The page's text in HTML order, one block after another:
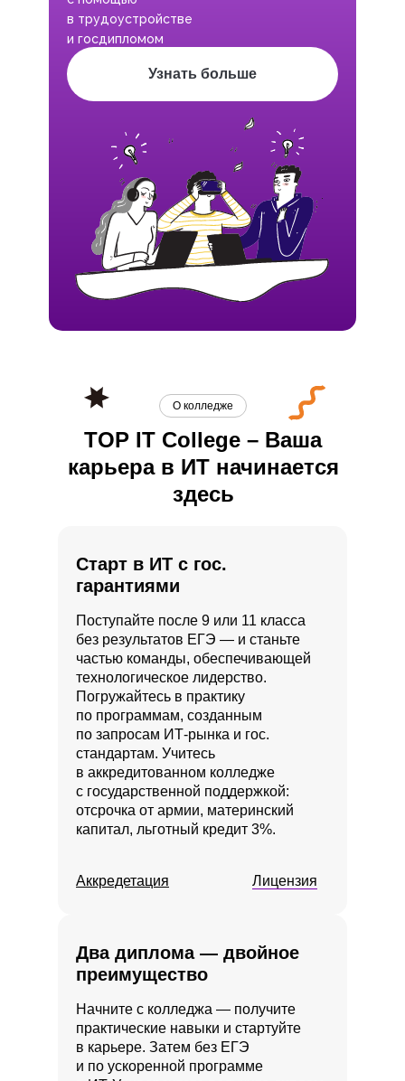
в трудоустройстве
и госдипломом
Узнать больше
TOP IT College – Ваша
карьера в ИТ начинается
здесь
О колледже
Лицензия
Старт в ИТ с гос.
гарантиями
Поступайте после 9 или 11 класса
без результатов ЕГЭ — и станьте
частью команды, обеспечивающей
технологическое лидерство.
Погружайтесь в практику
по программам, созданным
по запросам ИТ-рынка и гос.
стандартам. Учитесь
в аккредитованном колледже
с государственной поддержкой:
отсрочка от армии, материнский
капитал, льготный кредит 3%.
Аккредетация
Два диплома — двойное
преимущество
Начните с колледжа — получите
практические навыки и стартуйте
в карьере. Затем без ЕГЭ
и по ускоренной программе